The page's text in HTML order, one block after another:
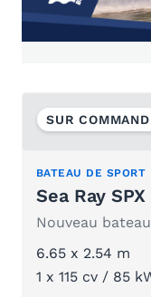
SUR
BATEAU DE SPORT
Sea Ray
Nouveau
6.65 x 2.54 m
1 x 115 cv / 85